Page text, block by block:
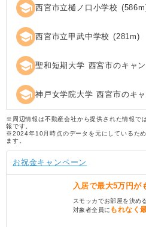
school 西宮市立樋ノ口小学校 (586
school 西宮市立甲武中学校 (281m)
school 聖和短期大学 西宮市のキャ
school 神戸女学院大学 西宮市のキ
※周辺情報は不動産会社から提供された情報で
報です。
※2024年10月時点のデータを元にしているた
ます。
お祝金キャンペーン
入居で最大5万円が
スモッカでお部屋を決め
対象者全員に もれなく